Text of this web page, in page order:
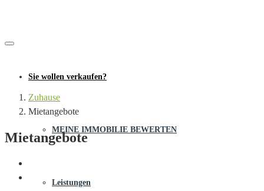
Sie wollen verkaufen?
MEINE IMMOBILIE BEWERTEN
Leistungen
Zuhause
Mietangebote
Mietangebote